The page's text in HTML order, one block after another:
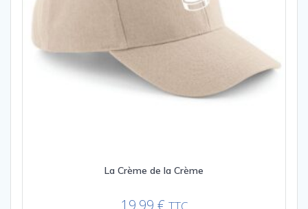
La Crème de la Crème
19,99 €